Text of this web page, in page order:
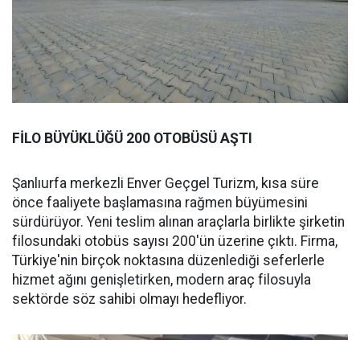
FİLO BÜYÜKLÜĞÜ 200 OTOBÜSÜ AŞTI
Şanlıurfa merkezli Enver Geçgel Turizm, kısa süre
önce faaliyete başlamasına rağmen büyümesini
sürdürüyor. Yeni teslim alınan araçlarla birlikte şirketin
filosundaki otobüs sayısı 200'ün üzerine çıktı. Firma,
Türkiye'nin birçok noktasına düzenlediği seferlerle
hizmet ağını genişletirken, modern araç filosuyla
sektörde söz sahibi olmayı hedefliyor.